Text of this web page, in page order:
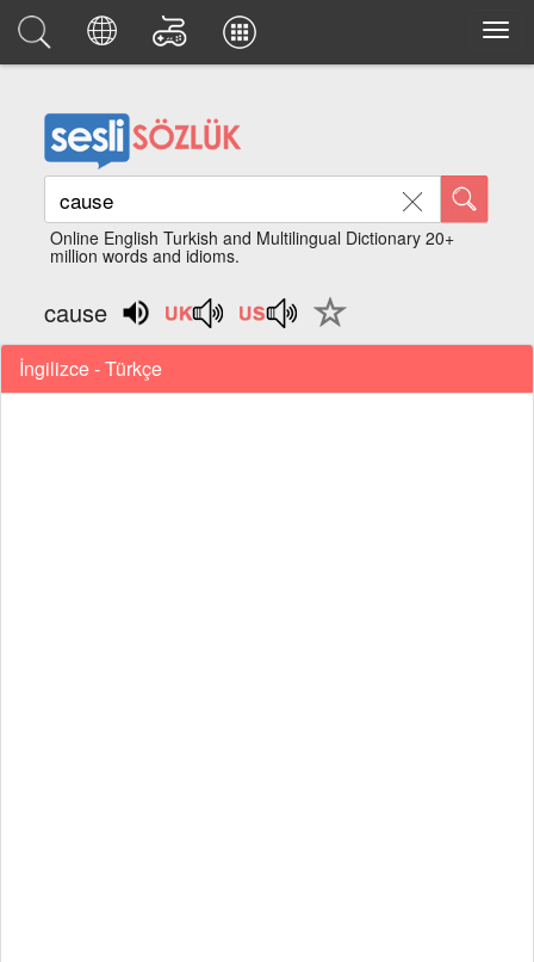
Online English Turkish and Multilingual Dictionary 20+
million words and idioms.
cause
İngilizce - Türkçe